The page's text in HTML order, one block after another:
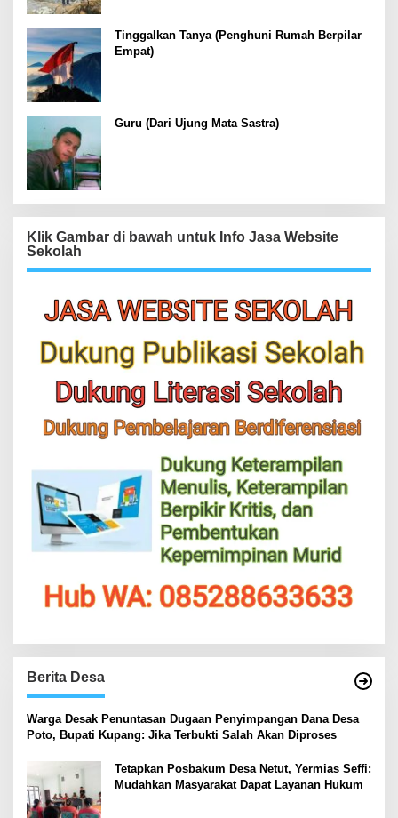
Tinggalkan Tanya (Penghuni Rumah Berpilar
Empat)
Guru (Dari Ujung Mata Sastra)
Klik Gambar di bawah untuk Info Jasa Website
Sekolah
Berita Desa
‎Warga Desak Penuntasan Dugaan Penyimpangan Dana Desa
Poto, Bupati Kupang: Jika Terbukti Salah Akan Diproses
Tetapkan Posbakum Desa Netut, Yermias Seffi:
Mudahkan Masyarakat Dapat Layanan Hukum